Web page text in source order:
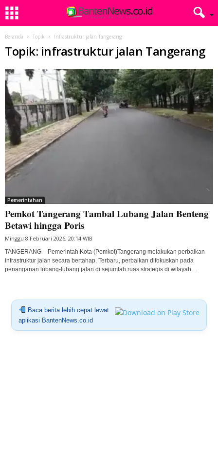
Beranda Topik Infrastruktur jalan Tangerang
Topik: infrastruktur jalan Tangerang
Pemerintahan
Pemkot Tangerang Tambal Lubang Jalan Benteng
Betawi hingga Poris
Minggu 8 Februari 2026, 20:14 WIB
TANGERANG – Pemerintah Kota (Pemkot)Tangerang melakukan perbaikan
infrastruktur jalan secara bertahap. Terbaru, perbaikan difokuskan pada
penanganan lubang-lubang jalan di sejumlah ruas strategis di wilayah...
Baca berita lebih cepat lewat
aplikasi BantenNews.co.id